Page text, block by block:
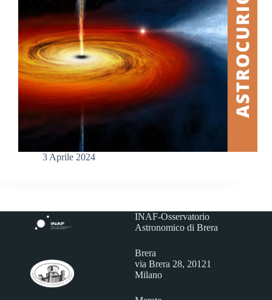
3 Aprile 2024
INAF-Osservatorio
Astronomico di Brera
Brera
via Brera 28, 20121
Milano